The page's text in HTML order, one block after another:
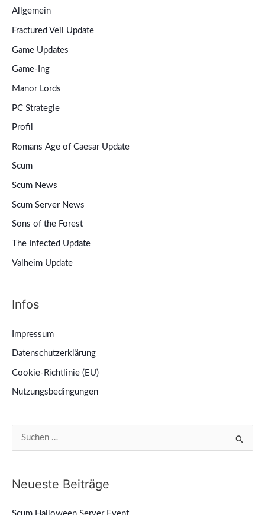
Allgemein
Fractured Veil Update
Game Updates
Game-Ing
Manor Lords
PC Strategie
Profil
Romans Age of Caesar Update
Scum
Scum News
Scum Server News
Sons of the Forest
The Infected Update
Valheim Update
Infos
Impressum
Datenschutzerklärung
Cookie-Richtlinie (EU)
Nutzungsbedingungen
e
Neueste Beiträge